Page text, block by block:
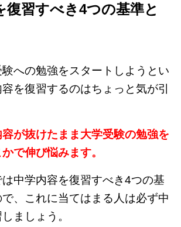
復習すべき4つの基準と
への勉強をスタートしようとい
を復習するのはちょっと気が引
が抜けたまま大学受験の勉強を
で伸び悩みます。
中学内容を復習すべき4つの基
、これに当てはまる人は必ず中
ましょう。